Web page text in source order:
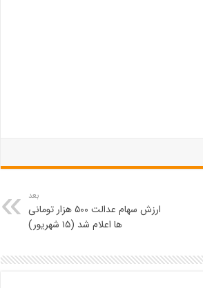
بعد
ارزش سهام عدالت ۵۰۰ هزار تومانی
ها اعلام شد (۱۵ شهریور)